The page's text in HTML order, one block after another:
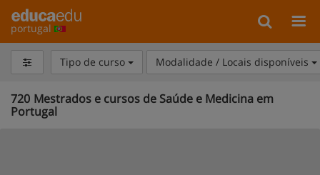
portugal
Tipo de curso Modalidade / Locais disponíveis
720 Mestrados e cursos de Saúde e Medicina em
Portugal